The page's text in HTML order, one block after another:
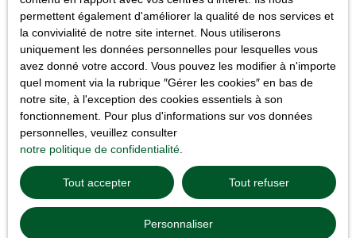
+33 6 12 81 85 93
14 Impasse Beau Vallon
69800 Saint-Priest
permettent également d'améliorer la qualité de nos services et
la convivialité de notre site internet. Nous utiliserons
uniquement les données personnelles pour lesquelles vous
avez donné votre accord. Vous pouvez les modifier à n'importe
quel moment via la rubrique ″Gérer les cookies″ en bas de
notre site, à l'exception des cookies essentiels à son
fonctionnement. Pour plus d'informations sur vos données
personnelles, veuillez consulter
notre politique de confidentialité
Tout accepter Tout refuser
Personnaliser